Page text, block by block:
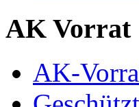
AK Vorrat
AK-